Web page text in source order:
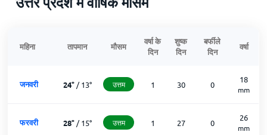
महिना तापमान मौसम
वर्षा के
दिन
शुष्क
दिन
बर्फीले
दिन
वर्षा
जनवरी 24°/13° उत्तम 1 30 0
18
mm
फरवरी 28°/15° उत्तम 1 27 0
26
mm